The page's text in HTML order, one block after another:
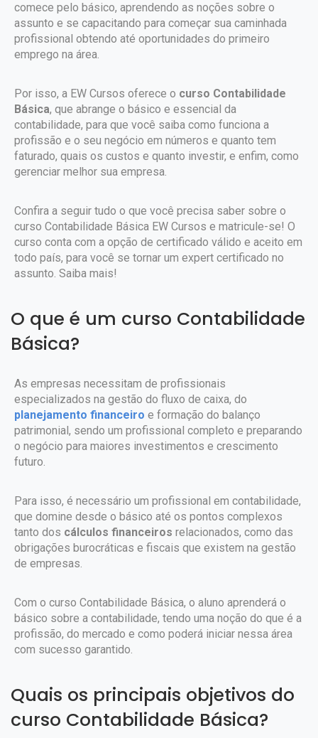
comece pelo básico, aprendendo as noções sobre o
assunto e se capacitando para começar sua caminhada
profissional obtendo até oportunidades do primeiro
emprego na área.
Por isso, a EW Cursos oferece o curso Contabilidade
Básica, que abrange o básico e essencial da
contabilidade, para que você saiba como funciona a
profissão e o seu negócio em números e quanto tem
faturado, quais os custos e quanto investir, e enfim, como
gerenciar melhor sua empresa.
Confira a seguir tudo o que você precisa saber sobre o
curso Contabilidade Básica EW Cursos e matricule-se! O
curso conta com a opção de certificado válido e aceito em
todo país, para você se tornar um expert certificado no
assunto. Saiba mais!
O que é um curso Contabilidade
Básica?
As empresas necessitam de profissionais
especializados na gestão do fluxo de caixa, do
planejamento financeiro e formação do balanço
patrimonial, sendo um profissional completo e preparando
o negócio para maiores investimentos e crescimento
futuro.
Para isso, é necessário um profissional em contabilidade,
que domine desde o básico até os pontos complexos
tanto dos cálculos financeiros relacionados, como das
obrigações burocráticas e fiscais que existem na gestão
de empresas.
Com o curso Contabilidade Básica, o aluno aprenderá o
básico sobre a contabilidade, tendo uma noção do que é a
profissão, do mercado e como poderá iniciar nessa área
com sucesso garantido.
Quais os principais objetivos do
curso Contabilidade Básica?